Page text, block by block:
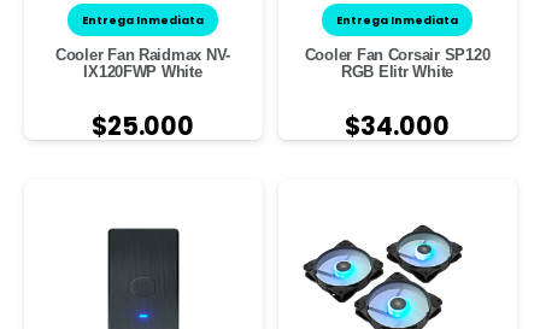
Entrega Inmediata
Cooler Fan Raidmax NV-
IX120FWP White
$25.000
Entrega Inmediata
Cooler Fan Corsair SP120
RGB Elitr White
$34.000